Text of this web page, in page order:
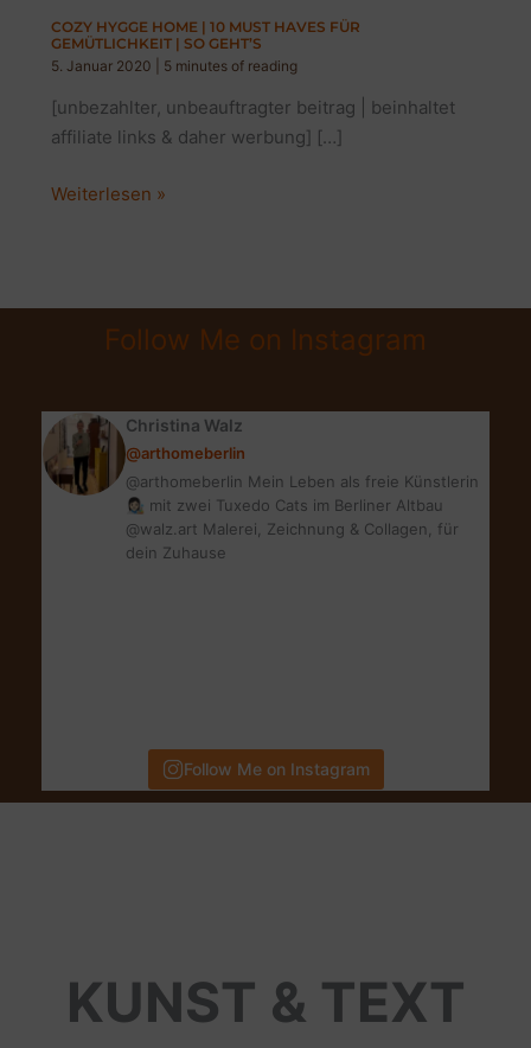
COZY HYGGE HOME | 10 MUST HAVES FÜR
GEMÜTLICHKEIT | SO GEHT’S
5. Januar 2020
5 minutes of reading
[unbezahlter, unbeauftragter beitrag | beinhaltet
affiliate links & daher werbung] […]
COZY
10
GEMÜTLICHKEIT
SO
Weiterlesen »
Follow Me on Instagram
Christina Walz
@arthomeberlin
@arthomeberlin Mein Leben als freie Künstlerin
👩🏻‍🎨 mit zwei Tuxedo Cats im Berliner Altbau
@walz.art Malerei, Zeichnung & Collagen, für
dein Zuhause
Follow Me on Instagram
KUNST & TEXT